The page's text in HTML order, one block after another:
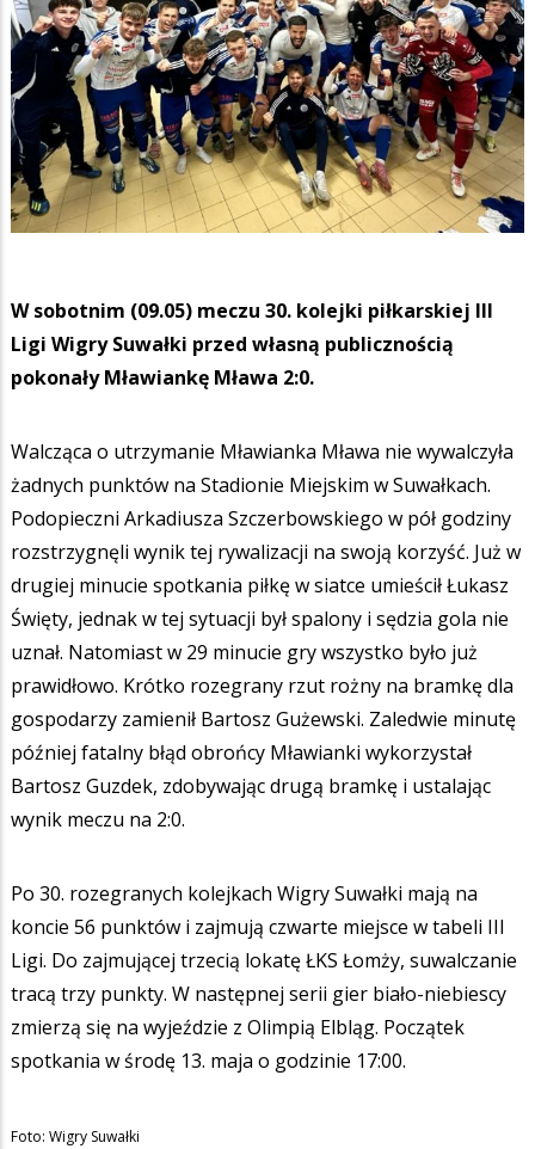
W sobotnim (09.05) meczu 30. kolejki piłkarskiej III
Ligi Wigry Suwałki przed własną publicznością
pokonały Mławiankę Mława 2:0.
Walcząca o utrzymanie Mławianka Mława nie wywalczyła
żadnych punktów na Stadionie Miejskim w Suwałkach.
Podopieczni Arkadiusza Szczerbowskiego w pół godziny
rozstrzygnęli wynik tej rywalizacji na swoją korzyść. Już w
drugiej minucie spotkania piłkę w siatce umieścił Łukasz
Święty, jednak w tej sytuacji był spalony i sędzia gola nie
uznał. Natomiast w 29 minucie gry wszystko było już
prawidłowo. Krótko rozegrany rzut rożny na bramkę dla
gospodarzy zamienił Bartosz Gużewski. Zaledwie minutę
później fatalny błąd obrońcy Mławianki wykorzystał
Bartosz Guzdek, zdobywając drugą bramkę i ustalając
wynik meczu na 2:0.
Po 30. rozegranych kolejkach Wigry Suwałki mają na
koncie 56 punktów i zajmują czwarte miejsce w tabeli III
Ligi. Do zajmującej trzecią lokatę ŁKS Łomży, suwalczanie
tracą trzy punkty. W następnej serii gier biało-niebiescy
zmierzą się na wyjeździe z Olimpią Elbląg. Początek
spotkania w środę 13. maja o godzinie 17:00.
Foto: Wigry Suwałki